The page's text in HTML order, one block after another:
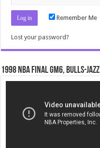
Remember Me
Lost your password?
1998 NBA Final gm6, Bulls-Jazz